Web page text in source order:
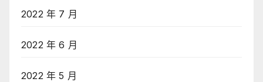
2022 年 7 月
2022 年 6 月
2022 年 5 月